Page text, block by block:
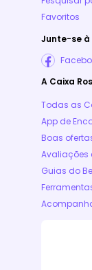
Favoritos
Junte-se à
A Caixa
Todas as
App de
Boas
Avaliações
Guias do